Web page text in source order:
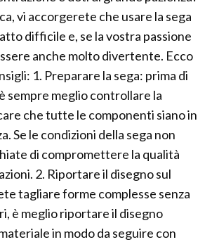
vi accorgerete che usare la sega
difficile e, se la vostra passione
anche molto divertente. Ecco
1. Preparare la sega: prima di
sempre meglio controllare la
che tutte le componenti siano in
Se le condizioni della sega non
di compromettere la qualità
2. Riportare il disegno sul
tagliare forme complesse senza
è meglio riportare il disegno
in modo da seguire con